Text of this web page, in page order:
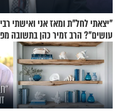
"יצאתי לחל"ת ומאז אני ואישתי
עושים"? הרב זמיר כהן בתשובה